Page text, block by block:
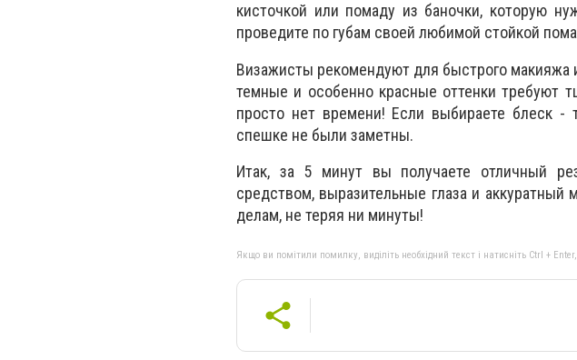
кисточкой или помаду из баночки, которую
проведите по губам своей любимой стойкой
Визажисты рекомендуют для быстрого макияжа
темные и особенно красные оттенки требуют
просто нет времени! Если выбираете блеск -
спешке не были заметны.
Итак, за 5 минут вы получаете отличный
средством, выразительные глаза и
делам, не теряя ни минуты!
Якщо ви помітили помилку, виділіть необхідний текст і натисніть Ctrl +